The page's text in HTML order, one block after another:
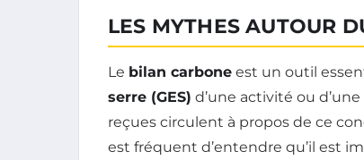
LES MYTHES AUTOUR
Le bilan carbone est un outil
serre (GES) d’une activité ou
reçues circulent à propos de ce
est fréquent d’entendre qu’il est